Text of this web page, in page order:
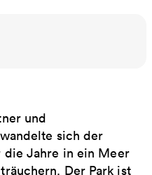
und
sich der
die Jahre in ein Meer
Der Park ist